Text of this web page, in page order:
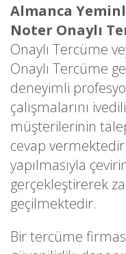
Almanca
Noter Onaylı
Onaylı Tercüme
Onaylı Tercüme
deneyimli
çalışmalarını
müşterilerinin
cevap
yapılmasıyla
gerçekleştirerek
geçilmektedir.
Bir tercüme